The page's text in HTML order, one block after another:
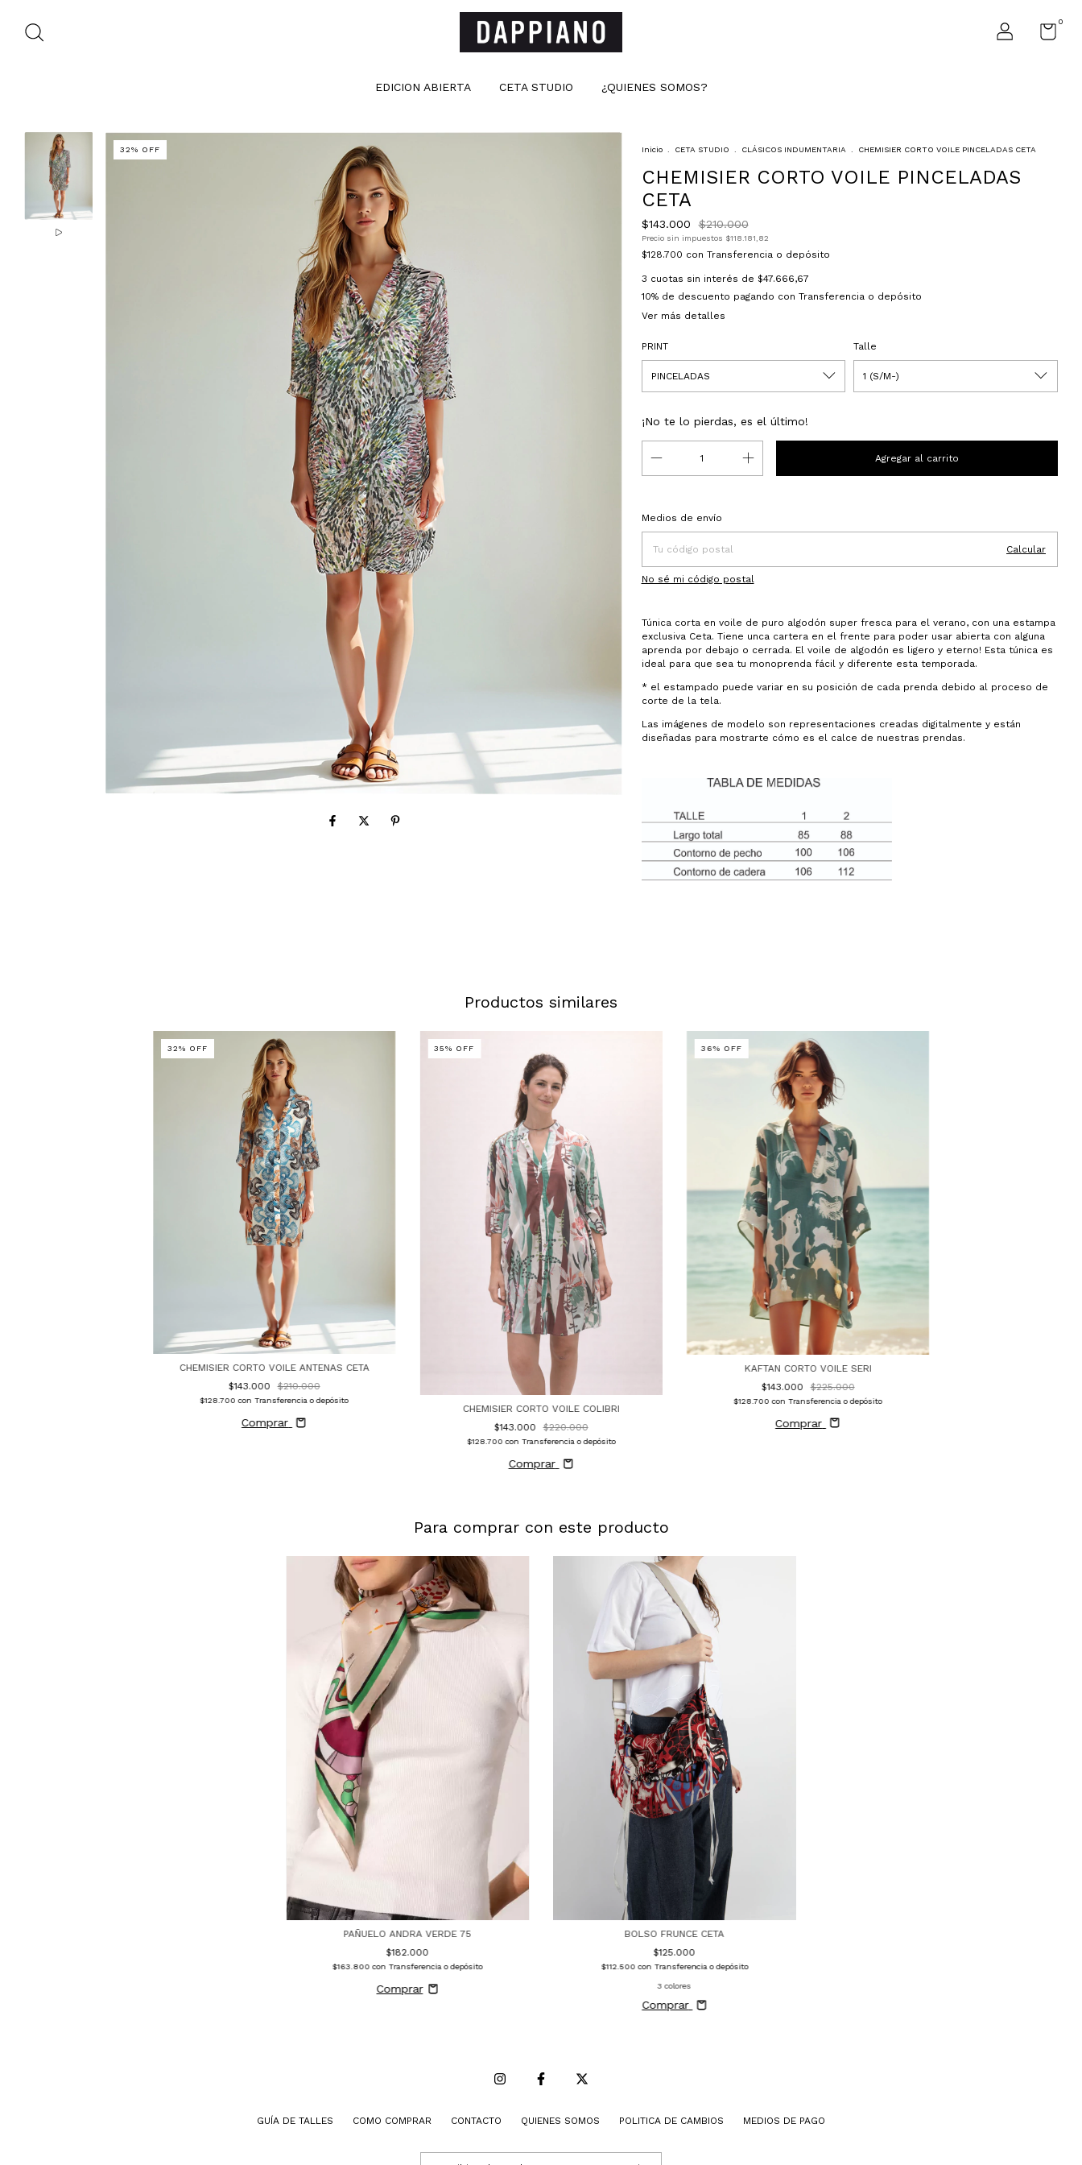
0
EDICION ABIERTA CETA STUDIO ¿QUIENES SOMOS?
32% OFF Inicio CETA STUDIO CLÁSICOS INDUMENTARIA CHEMISIER CORTO VOILE PINCELADAS CETA
CHEMISIER CORTO VOILE PINCELADAS
CETA
$143.000 $210.000
Precio sin impuestos $118.181,82
$128.700 con Transferencia o depósito
3 cuotas sin interés de $47.666,67
10% de descuento pagando con Transferencia o depósito
Ver más detalles
PRINT Talle
¡No te lo pierdas, es el último!
Entregas para el CP:
Medios de envío
Calcular
No sé mi código postal
Túnica corta en voile de puro algodón super fresca para el verano, con una estampa
exclusiva Ceta. Tiene unca cartera en el frente para poder usar abierta con alguna
aprenda por debajo o cerrada. El voile de algodón es ligero y eterno! Esta túnica es
ideal para que sea tu monoprenda fácil y diferente esta temporada.
* el estampado puede variar en su posición de cada prenda debido al proceso de
corte de la tela.
Las imágenes de modelo son representaciones creadas digitalmente y están
diseñadas para mostrarte cómo es el calce de nuestras prendas.
Productos similares
32% OFF
CHEMISIER CORTO VOILE ANTENAS CETA
$143.000
$210.000
$128.700con Transferencia o depósito
Comprar
35% OFF
CHEMISIER CORTO VOILE COLIBRI
$143.000
$220.000
$128.700con Transferencia o depósito
Comprar
36% OFF
KAFTAN CORTO VOILE SERI
$143.000
$225.000
$128.700con Transferencia o depósito
Comprar
Para comprar con este producto
PAÑUELO ANDRA VERDE 75
$182.000
$163.800con Transferencia o depósito
BOLSO FRUNCE CETA
$125.000
$112.500con Transferencia o depósito
3 colores
Comprar
GUÍA DE TALLES COMO COMPRAR CONTACTO QUIENES SOMOS POLITICA DE CAMBIOS MEDIOS DE PAGO